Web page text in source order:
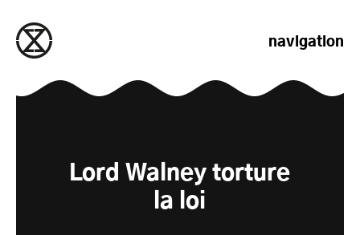
navigation
Lord Walney torture
la loi